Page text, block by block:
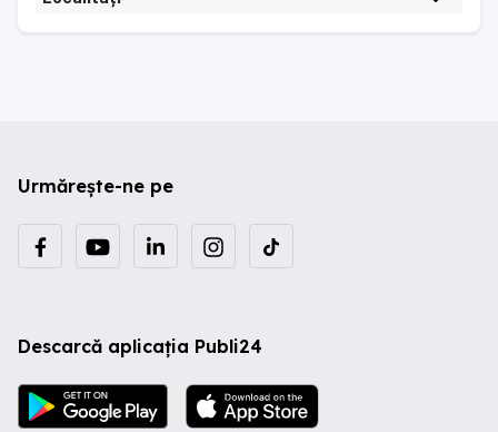
Urmărește-ne pe
Descarcă aplicația Publi24